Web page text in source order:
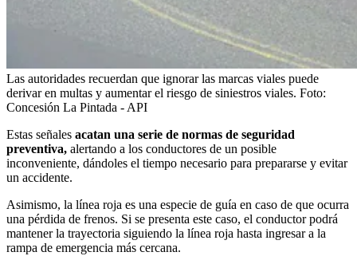
Las autoridades recuerdan que ignorar las marcas viales puede
derivar en multas y aumentar el riesgo de siniestros viales. Foto:
Concesión La Pintada - API
Estas señales acatan una serie de normas de seguridad
preventiva, alertando a los conductores de un posible
inconveniente, dándoles el tiempo necesario para prepararse y evitar
un accidente.
Asimismo, la línea roja es una especie de guía en caso de que ocurra
una pérdida de frenos. Si se presenta este caso, el conductor podrá
mantener la trayectoria siguiendo la línea roja hasta ingresar a la
rampa de emergencia más cercana.